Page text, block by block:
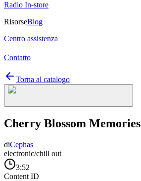
Radio In-store
RisorseBlog
Centro assistenza
Contatto
Torna al catalogo
Cherry Blossom Memories
diCephas
electronic/chill out
3:52
Content ID